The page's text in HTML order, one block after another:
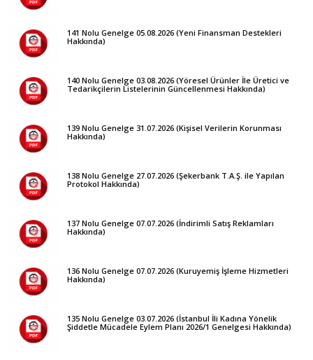
141 Nolu Genelge 05.08.2026 (Yeni Finansman Destekleri
Hakkında)
140 Nolu Genelge 03.08.2026 (Yöresel Ürünler İle Üretici ve
Tedarikçilerin Listelerinin Güncellenmesi Hakkında)
139 Nolu Genelge 31.07.2026 (Kişisel Verilerin Korunması
Hakkında)
138 Nolu Genelge 27.07.2026 (Şekerbank T.A.Ş. ile Yapılan
Protokol Hakkında)
137 Nolu Genelge 07.07.2026 (İndirimli Satış Reklamları
Hakkında)
136 Nolu Genelge 07.07.2026 (Kuruyemiş İşleme Hizmetleri
Hakkında)
135 Nolu Genelge 03.07.2026 (İstanbul İli Kadına Yönelik
Şiddetle Mücadele Eylem Planı 2026/1 Genelgesi Hakkında)